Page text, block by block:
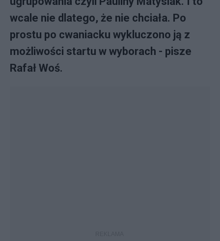
wcale nie dlatego, że nie chciała. Po
prostu po cwaniacku wykluczono ją z
możliwości startu w wyborach - pisze
Rafał Woś.